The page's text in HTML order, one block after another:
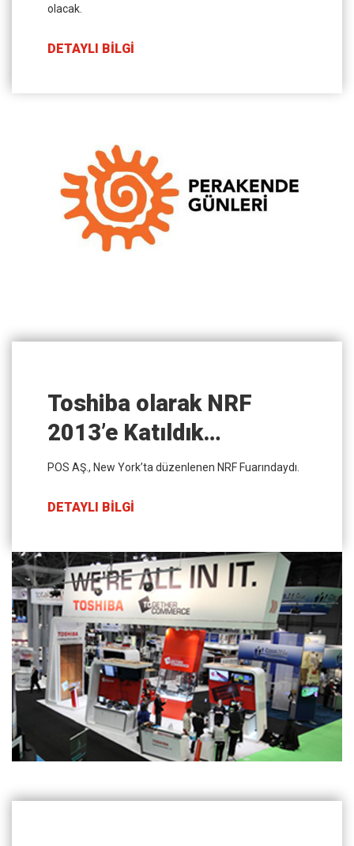
olacak.
DETAYLI BİLGİ
Toshiba olarak NRF
2013’e Katıldık…
POS AŞ., New York’ta düzenlenen NRF Fuarındaydı.
DETAYLI BİLGİ